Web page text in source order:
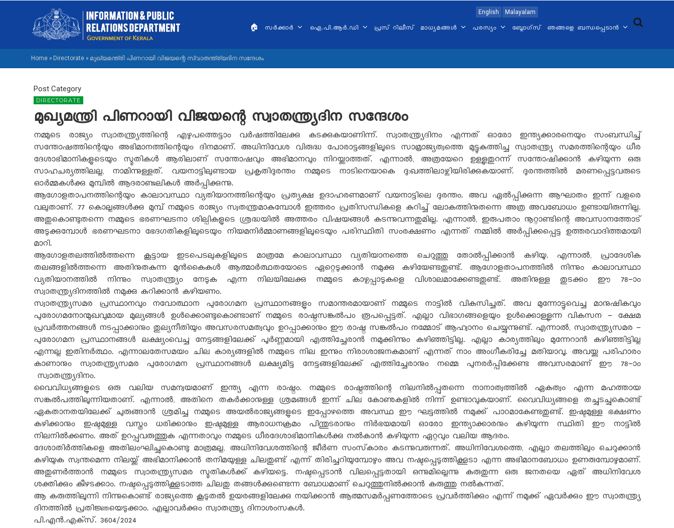
English Malayalam
NAVIGATION
🏠 സർക്കാർ ഐ.പി.ആർ.ഡി പ്രസ് റിലീസ് മാധ്യമങ്ങൾ പരസ്യം ബ്ലോഗ്സ് ഞങ്ങളെ ബന്ധപ്പെടാൻ
BREADCRUMB
Home » Directorate » മുഖ്യമന്ത്രി പിണറായി വിജയന്റെ സ്വാതന്ത്ര്യദിന സന്ദേശം
Post Category
DIRECTORATE
മുഖ്യമന്ത്രി പിണറായി വിജയന്റെ സ്വാതന്ത്ര്യദിന സന്ദേശം
നമ്മുടെ രാജ്യം സ്വാതന്ത്ര്യത്തിന്റെ എഴുപത്തെട്ടാം വർഷത്തിലേക്കു കടക്കുകയാണിന്ന്. സ്വാതന്ത്ര്യദിനം എന്നത് ഓരോ ഇന്ത്യക്കാരനെയും സംബന്ധിച്ച്
സന്തോഷത്തിന്റെയും അഭിമാനത്തിന്റെയും ദിനമാണ്. അധിനിവേശ വിരുദ്ധ പോരാട്ടങ്ങളിലൂടെ സാമ്രാജ്യത്വത്തെ മുട്ടുകുത്തിച്ച സ്വാതന്ത്ര്യ സമരത്തിന്റെയും ധീര
ദേശാഭിമാനികളുടെയും സ്മൃതികൾ ആരിലാണ് സന്തോഷവും അഭിമാനവും നിറയ്ക്കാത്തത്. എന്നാൽ, അത്രയേറെ ഉള്ളുതുറന്ന് സന്തോഷിക്കാൻ കഴിയുന്ന ഒരു
സാഹചര്യത്തിലല്ല, നാമിന്നുള്ളത്. വയനാട്ടിലുണ്ടായ പ്രകൃതിദുരന്തം നമ്മുടെ നാടിനെയാകെ ദുഃഖത്തിലാഴ്ത്തിയിരിക്കുകയാണ്. ദുരന്തത്തിൽ മരണപ്പെട്ടവരുടെ
ഓർമ്മകൾക്കു മുമ്പിൽ ആദരാഞ്ജലികൾ അർപ്പിക്കുന്നു.
ആഗോളതാപനത്തിന്റെയും കാലാവസ്ഥാ വ്യതിയാനത്തിന്റെയും പ്രത്യക്ഷ ഉദാഹരണമാണ് വയനാട്ടിലെ ദുരന്തം. അവ ഏൽപ്പിക്കുന്ന ആഘാതം ഇന്ന് വളരെ
വലുതാണ്. 77 കൊല്ലങ്ങൾക്കു മുമ്പ് നമ്മുടെ രാജ്യം സ്വതന്ത്രമാകുമ്പോൾ ഇത്തരം പ്രതിസന്ധികളെ കുറിച്ച് ലോകത്തിനുതന്നെ അത്ര അവബോധം ഉണ്ടായിരുന്നില്ല.
അതുകൊണ്ടുതന്നെ നമ്മുടെ ഭരണഘടനാ ശില്പികളുടെ ശ്രദ്ധയിൽ അത്തരം വിഷയങ്ങൾ കടന്നുവന്നതുമില്ല. എന്നാൽ, ഇരുപതാം നൂറ്റാണ്ടിന്റെ അവസാനത്തോട്
അടുക്കുമ്പോൾ ഭരണഘടനാ ഭേദഗതികളിലൂടെയും നിയമനിർമ്മാണങ്ങളിലൂടെയും പരിസ്ഥിതി സംരക്ഷണം എന്നത് നമ്മിൽ അർപ്പിക്കപ്പെട്ട ഉത്തരവാദിത്തമായി
മാറി.
ആഗോളതലത്തിൽത്തന്നെ കൂട്ടായ ഇടപെടലുകളിലൂടെ മാത്രമേ കാലാവസ്ഥാ വ്യതിയാനത്തെ ചെറുത്തു തോൽപ്പിക്കാൻ കഴിയൂ. എന്നാൽ, പ്രാദേശിക
തലങ്ങളിൽത്തന്നെ അതിനുതകുന്ന മുൻകൈകൾ ആത്മാർത്ഥതയോടെ ഏറ്റെടുക്കാൻ നമുക്കു കഴിയേണ്ടതുണ്ട്. ആഗോളതാപനത്തിൽ നിന്നും കാലാവസ്ഥാ
വ്യതിയാനത്തിൽ നിന്നും സ്വാതന്ത്ര്യം നേടുക എന്ന നിലയിലേക്കു നമ്മുടെ കാഴ്ചപ്പാടുകളെ വിശാലമാക്കേണ്ടതുണ്ട്. അതിനുള്ള തുടക്കം ഈ 78-ാം
സ്വാതന്ത്ര്യദിനത്തിൽ നമുക്കു കുറിക്കാൻ കഴിയണം.
സ്വാതന്ത്ര്യസമര പ്രസ്ഥാനവും നവോത്ഥാന പുരോഗമന പ്രസ്ഥാനങ്ങളും സമാന്തരമായാണ് നമ്മുടെ നാട്ടിൽ വികസിച്ചത്. അവ മുന്നോട്ടുവെച്ച മാനുഷികവും
പുരോഗമനോന്മുഖവുമായ മൂല്യങ്ങൾ ഉൾക്കൊണ്ടുകൊണ്ടാണ് നമ്മുടെ രാഷ്ട്രസങ്കൽപം രൂപപ്പെട്ടത്. എല്ലാ വിഭാഗങ്ങളെയും ഉൾക്കൊള്ളുന്ന വികസന - ക്ഷേമ
പ്രവർത്തനങ്ങൾ നടപ്പാക്കാനും തുല്യനീതിയും അവസരസമത്വവും ഉറപ്പാക്കാനും ഈ രാഷ്ട്ര സങ്കൽപം നമ്മോട് ആഹ്വാനം ചെയ്യുന്നുണ്ട്. എന്നാൽ, സ്വാതന്ത്ര്യസമര -
പുരോഗമന പ്രസ്ഥാനങ്ങൾ ലക്ഷ്യംവെച്ച നേട്ടങ്ങളിലേക്ക് പൂർണ്ണമായി എത്തിച്ചേരാൻ നമുക്കിന്നും കഴിഞ്ഞിട്ടില്ല. എല്ലാ കാര്യത്തിലും മുന്നേറാൻ കഴിഞ്ഞിട്ടില്ല
എന്നല്ല ഇതിനർത്ഥം. എന്നാലതേസമയം ചില കാര്യങ്ങളിൽ നമ്മുടെ നില ഇന്നും നിരാശാജനകമാണ് എന്നത് നാം അംഗീകരിച്ചേ മതിയാവൂ. അവയ്ക്കു പരിഹാരം
കാണാനും സ്വാതന്ത്ര്യസമര പുരോഗമന പ്രസ്ഥാനങ്ങൾ ലക്ഷ്യമിട്ട നേട്ടങ്ങളിലേക്ക് എത്തിച്ചേരാനും നമ്മെ പുനരർപ്പിക്കേണ്ട അവസരമാണ് ഈ 78-
സ്വാതന്ത്ര്യദിനം.
വൈവിധ്യങ്ങളുടെ ഒരു വലിയ സമന്വയമാണ് ഇന്ത്യ എന്ന രാഷ്ട്രം. നമ്മുടെ രാഷ്ട്രത്തിന്റെ നിലനിൽപ്പുതന്നെ നാനാത്വത്തിൽ ഏകത്വം എന്ന മഹത്തായ
സങ്കൽപത്തിലൂന്നിയതാണ്. എന്നാൽ, അതിനെ തകർക്കാനുള്ള ശ്രമങ്ങൾ ഇന്ന് ചില കോണുകളിൽ നിന്ന് ഉണ്ടാവുകയാണ്. വൈവിധ്യങ്ങളെ തച്ചുടച്ചുകൊണ്ട്
ഏകതാനതയിലേക്ക് ചുരുങ്ങാൻ ശ്രമിച്ച നമ്മുടെ അയൽരാജ്യങ്ങളുടെ ഇപ്പോഴത്തെ അവസ്ഥ ഈ ഘട്ടത്തിൽ നമുക്ക് പാഠമാകേണ്ടതുണ്ട്. ഇഷ്ടമുള്ള ഭക്ഷണം
കഴിക്കാനും ഇഷ്ടമുള്ള വസ്ത്രം ധരിക്കാനും ഇഷ്ടമുള്ള ആരാധനക്രമം പിന്തുടരാനും നിർഭയമായി ഓരോ ഇന്ത്യാക്കാരനും കഴിയുന്ന സ്ഥിതി ഈ നാട്ടിൽ
നിലനിൽക്കണം. അത് ഉറപ്പുവരുത്തുക എന്നതാവും നമ്മുടെ ധീരദേശാഭിമാനികൾക്കു നൽകാൻ കഴിയുന്ന ഏറ്റവും വലിയ ആദരം.
ദേശാതിർത്തികളെ അതിലംഘിച്ചുകൊണ്ടു മാത്രമല്ല, അധിനിവേശത്തിന്റെ ജീർണ സംസ്‌കാരം കടന്നുവരുന്നത്. അധിനിവേശത്തെ, എല്ലാ തലത്തിലും ചെറുക്കാൻ
കഴിയുക സ്വന്തമെന്ന നിലയ്ക്ക് അഭിമാനിക്കാൻ തനിമയുള്ള ചിലതുണ്ട് എന്ന് തിരിച്ചറിയുമ്പോഴും അവ നഷ്ടപ്പെടുത്തിക്കൂടാ എന്ന അഭിമാനബോധം ഉണരുമ്പോഴുമാണ്.
അതുണർത്താൻ നമ്മുടെ സ്വാതന്ത്ര്യസമര സ്മൃതികൾക്ക് കഴിയട്ടെ. നഷ്ടപ്പെടാൻ വിലപ്പെട്ടതായി ഒന്നുമില്ലെന്നു കരുതുന്ന ഒരു ജനതയെ ഏത് അധിനിവേശ
ശക്തിക്കും കീഴടക്കാം. നഷ്ടപ്പെടുത്തിക്കൂടാത്ത ചിലതു തങ്ങൾക്കുണ്ടെന്ന ബോധമാണ് ചെറുത്തുനിൽക്കാൻ കരുത്തു നൽകുന്നത്.
ആ കരുത്തിലൂന്നി നിന്നുകൊണ്ട് രാജ്യത്തെ കൂടുതൽ ഉയരങ്ങളിലേക്കു നയിക്കാൻ ആത്മസമർപ്പണത്തോടെ പ്രവർത്തിക്കും എന്ന് നമുക്ക് ഏവർക്കും ഈ സ്വാതന്ത്ര്യ
ദിനത്തിൽ പ്രതിജ്ഞയെടുക്കാം. എല്ലാവർക്കും സ്വാതന്ത്ര്യ ദിനാശംസകൾ.
പി.എൻ.എക്‌സ്. 3604/2024